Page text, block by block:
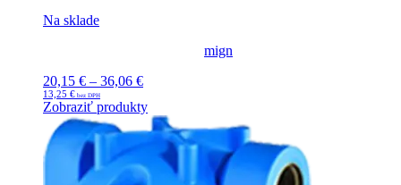
Na sklade
mign
20,15 € – 36,06 €
20,15 €
through
36,06 €
13,25 €
Zobraziť produkty